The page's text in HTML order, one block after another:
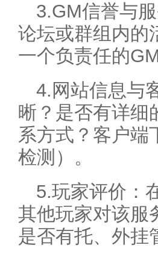
3.GM信誉与
论坛或群组内的
一个负责任的
4.网站信息与
晰？是否有详细
系方式？客户端
检测）。
5.玩家评价：
其他玩家对该服
是否有托、外挂